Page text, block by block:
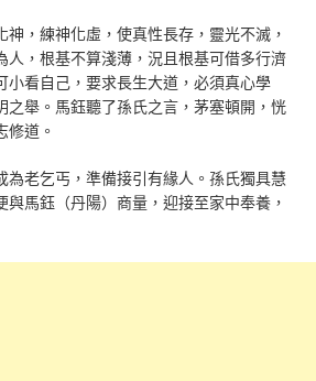
，練神化虛，使真性長存，靈光不滅，
人，根基不算淺薄，況且根基可借多行濟
小看自己，要求長生大道，必須真心學
之舉。馬鈺聽了孫氏之言，茅塞頓開，恍
修道。
為老乞丐，準備接引有緣人。孫氏獨具慧
與馬鈺（丹陽）商量，迎接至家中奉養，